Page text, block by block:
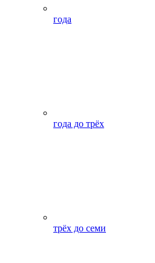
года
года до трёх
трёх до семи